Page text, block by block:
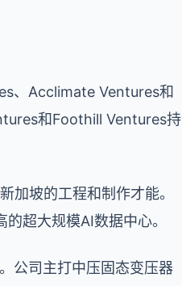
、Acclimate Ventures和
和Foothill Ventures持
坡的工程和制作才能。
超大规模AI数据中心。
公司主打中压固态变压器